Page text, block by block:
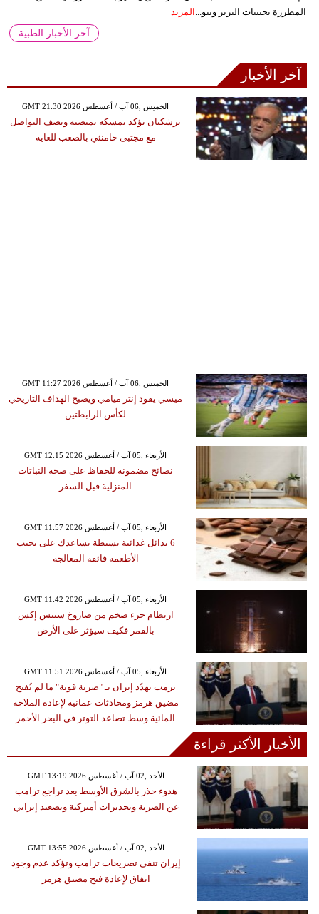
المطرزة بحبيبات الترتر وتنو...
المزيد
آخر الأخبار الطبية
آخر الأخبار
GMT 21:30 2026 الخميس ,06 آب / أغسطس
بزشكيان يؤكد تمسكه بمنصبه ويصف التواصل
مع مجتبى خامنئي بالصعب للغاية
GMT 11:27 2026 الخميس ,06 آب / أغسطس
ميسي يقود إنتر ميامي ويصبح الهداف التاريخي
لكأس الرابطتين
GMT 12:15 2026 الأربعاء ,05 آب / أغسطس
نصائح مضمونة للحفاظ على صحة النباتات
المنزلية قبل السفر
GMT 11:57 2026 الأربعاء ,05 آب / أغسطس
6 بدائل غذائية بسيطة تساعدك على تجنب
الأطعمة فائقة المعالجة
GMT 11:42 2026 الأربعاء ,05 آب / أغسطس
ارتطام جزء ضخم من صاروخ سبيس إكس
بالقمر فكيف سيؤثر على الأرض
GMT 11:51 2026 الأربعاء ,05 آب / أغسطس
ترمب يهدّد إيران بـ "ضربة قوية" ما لم يُفتح
مضيق هرمز ومحادثات عمانية لإعادة الملاحة
المائية وسط تصاعد التوتر في البحر الأحمر
الأخبار الأكثر قراءة
GMT 13:19 2026 الأحد ,02 آب / أغسطس
هدوء حذر بالشرق الأوسط بعد تراجع ترامب
عن الضربة وتحذيرات أميركية وتصعيد إيراني
GMT 13:55 2026 الأحد ,02 آب / أغسطس
إيران تنفي تصريحات ترامب وتؤكد عدم وجود
اتفاق لإعادة فتح مضيق هرمز